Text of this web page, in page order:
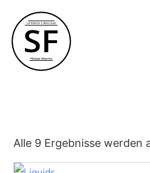
Alle 9 Ergebnisse werden